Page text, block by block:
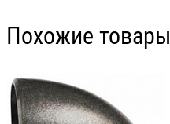
Похожие товары